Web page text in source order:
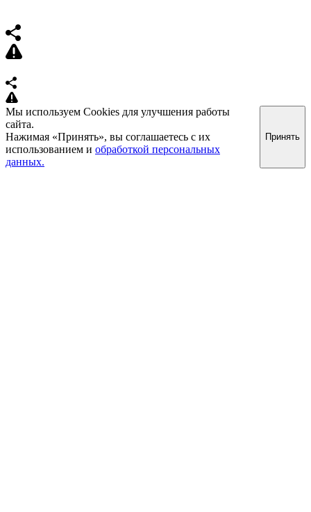
Мы используем Cookies для улучшения работы
сайта.
Нажимая «Принять», вы соглашаетесь с их
использованием и обработкой персональных
данных.
Принять